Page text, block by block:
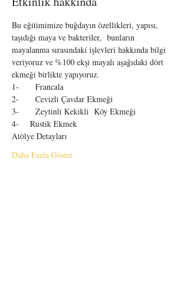
Bu eğitimimize buğdayın özellikleri, yapısı,
taşıdığı maya ve bakteriler,  bunların
mayalanma sırasındaki işlevleri hakkında bilgi
veriyoruz ve %100 ekşi mayalı aşağıdaki dört
ekmeği birlikte yapıyoruz.
1-	Francala
2-	Cevizli Çavdar Ekmeği
3-	Zeytinli Kekikli  Köy Ekmeği
4-    Rustik Ekmek
Atölye Detayları
Daha Fazla Göster